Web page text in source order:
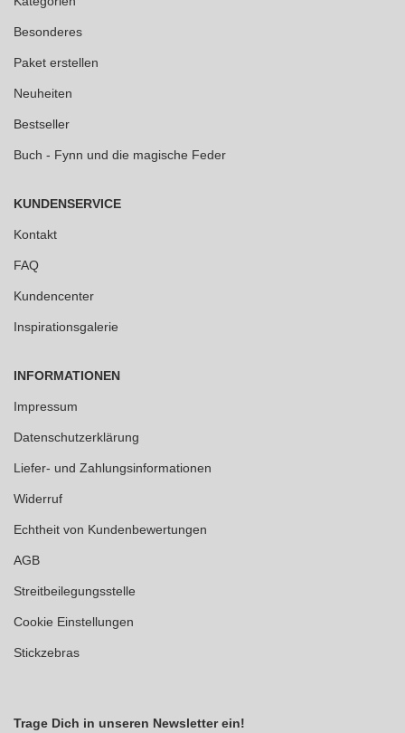
Besonderes
Paket erstellen
Neuheiten
Bestseller
Buch - Fynn und die magische Feder
KUNDENSERVICE
Kontakt
FAQ
Kundencenter
Inspirationsgalerie
INFORMATIONEN
Impressum
Datenschutzerklärung
Liefer- und Zahlungsinformationen
Widerruf
Echtheit von Kundenbewertungen
AGB
Streitbeilegungsstelle
Cookie Einstellungen
Stickzebras
Trage Dich in unseren Newsletter ein!